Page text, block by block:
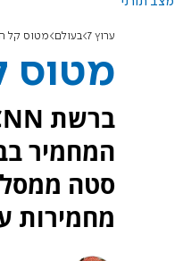
ערוץ 7 בעולם מטוס קל
מטוס
המחמיר
סטה
מחמירות